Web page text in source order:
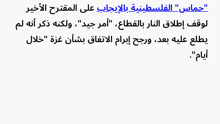
"حماس" الفلسطينية بالإيجابعلى المقترح الأخير
لوقف إطلاق النار بالقطاع، "أمر جيد"، ولكنه ذكر أنه لم
يطلع عليه بعد، ورجح إبرام الاتفاق بشأن غزة "خلال
أيام".